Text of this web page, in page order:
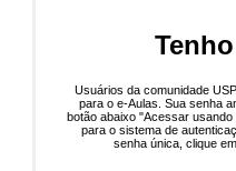
Usuários da comunidade
para o e-Aulas. Sua senha
botão abaixo "Acessar
para o sistema de
senha única, clique